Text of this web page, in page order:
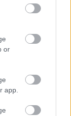
or
app.
σχόλιο